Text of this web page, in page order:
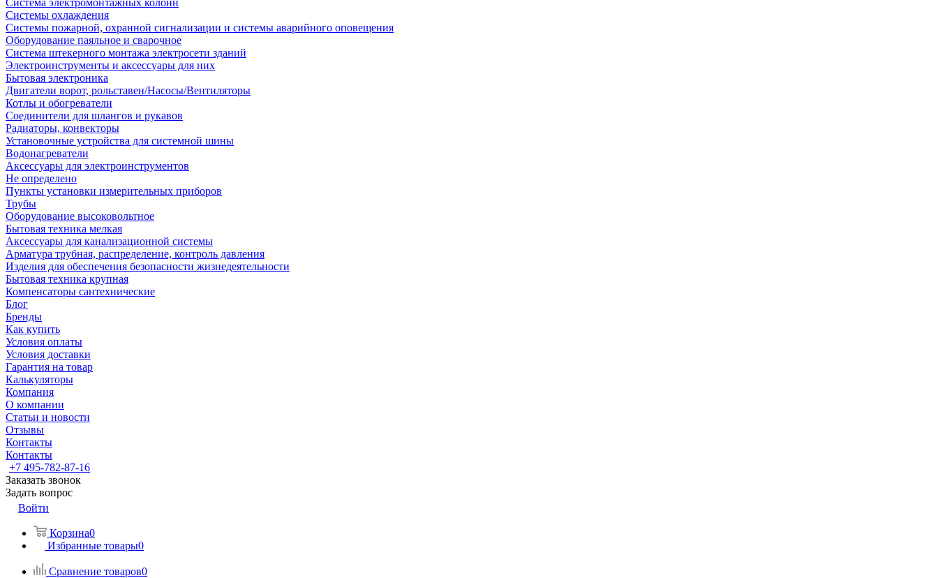
Система электромонтажных колонн
Системы охлаждения
Системы пожарной, охранной сигнализации и системы аварийного оповещения
Оборудование паяльное и сварочное
Система штекерного монтажа электросети зданий
Электроинструменты и аксессуары для них
Бытовая электроника
Двигатели ворот, рольставен/Насосы/Вентиляторы
Котлы и обогреватели
Соединители для шлангов и рукавов
Радиаторы, конвекторы
Установочные устройства для системной шины
Водонагреватели
Аксессуары для электроинструментов
Не определено
Пункты установки измерительных приборов
Трубы
Оборудование высоковольтное
Бытовая техника мелкая
Аксессуары для канализационной системы
Арматура трубная, распределение, контроль давления
Изделия для обеспечения безопасности жизнедеятельности
Бытовая техника крупная
Компенсаторы сантехнические
Блог
Бренды
Как купить
Условия оплаты
Условия доставки
Гарантия на товар
Калькуляторы
Компания
О компании
Статьи и новости
Отзывы
Контакты
Контакты
+7 495-782-87-16
Заказать звонок
Задать вопрос
Войти
Корзина0
Избранные товары0
Сравнение товаров0